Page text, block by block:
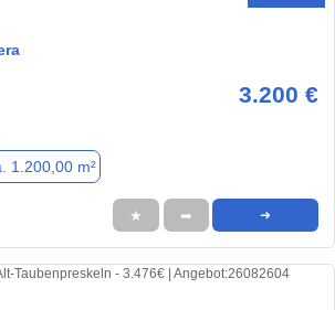
3.200 €
1.200,00 m²
★ ➦ ➜